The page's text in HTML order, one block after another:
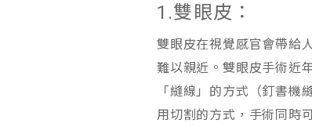
1.雙眼皮：
雙眼皮在視覺感官會帶給
難以親近。雙眼皮手術近
「縫線」的方式（釘書
用切割的方式，手術同時